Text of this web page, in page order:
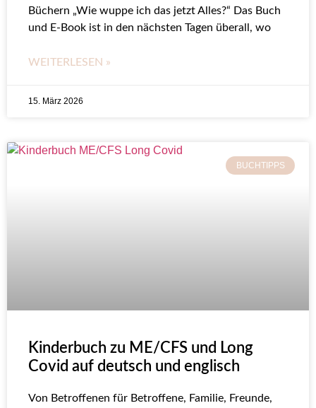
Büchern „Wie wuppe ich das jetzt Alles?“ Das Buch
und E-Book ist in den nächsten Tagen überall, wo
WEITERLESEN »
15. März 2026
BUCHTIPPS
Kinderbuch zu ME/CFS und Long
Covid auf deutsch und englisch
Von Betroffenen für Betroffene, Familie, Freunde,